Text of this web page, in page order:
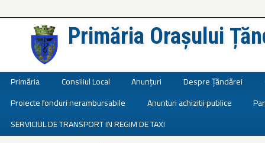
Primăria Orașului
Primăria Consiliul Local Anunțuri Despre Țăndărei
Proiecte fonduri nerambursabile
Anunturi achizitii publice
SERVICIUL DE TRANSPORT IN REGIM DE TAXI